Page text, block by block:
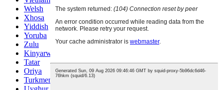
Welsh
Xhosa
Yiddish
Yoruba
Zulu
Kinyarwanda
Tatar
Oriya
Turkmen